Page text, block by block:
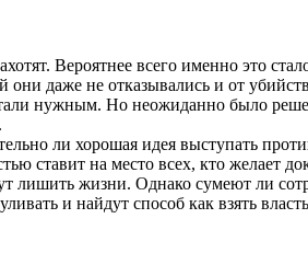
Вероятнее всего именно это
даже не отказывались и от
нужным. Но неожиданно было
ли хорошая идея выступать
ставит на место всех, кто желает
лишить жизни. Однако сумеют ли
и найдут способ как взять